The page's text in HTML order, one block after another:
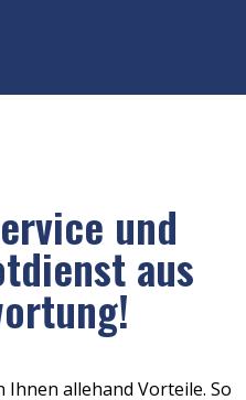
und
aus
allehand Vorteile. So